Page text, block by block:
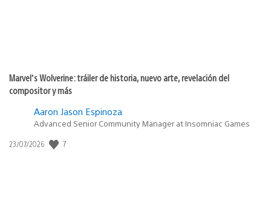
Marvel’s Wolverine: tráiler de historia, nuevo arte, revelación del
compositor y más
Aaron Jason Espinoza
Advanced Senior Community Manager at Insomniac Games
Fecha
23/07/2026 7